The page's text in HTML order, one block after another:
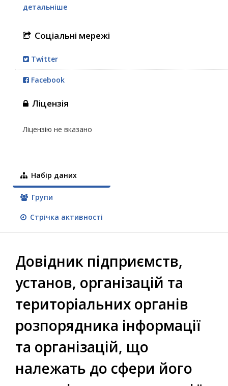
детальніше
Соціальні мережі
Twitter
Facebook
Ліцензія
Ліцензію не вказано
Набір даних
Групи
Стрічка активності
Довідник підприємств,
установ, організацій та
територіальних органів
розпорядника інформації
та організацій, що
належать до сфери його